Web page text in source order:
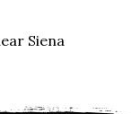
Siena